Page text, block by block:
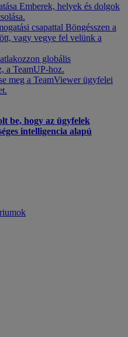
Emberek, helyek és dolgok
csapattal Böngésszen a
vagy vegye fel velünk a
globális
a TeamUP-hoz.
meg a TeamViewer ügyfelei
be, hogy az ügyfelek
intelligencia alapú